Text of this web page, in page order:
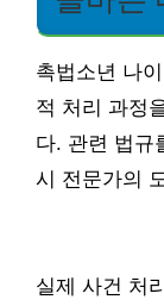
촉법소년 나
적 처리 과정
다. 관련 법규
시 전문가의
실제 사건 처